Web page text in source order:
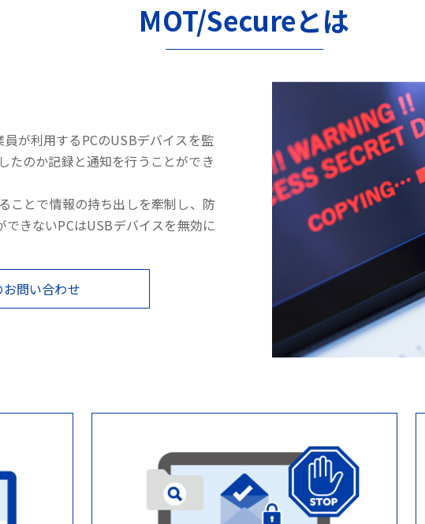
MOT/Secureとは
が利用するPCのUSBデバイスを監
たのか記録と通知を行うことができ
ことで情報の持ち出しを牽制し、防
きないPCはUSBデバイスを無効に
問い合わせ